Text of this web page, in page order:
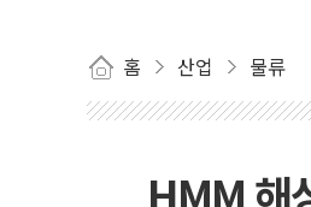
홈 산업 물류
HMM 해